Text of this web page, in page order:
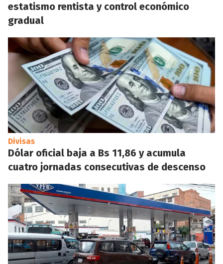
estatismo rentista y control económico
gradual
Divisas
Dólar oficial baja a Bs 11,86 y acumula
cuatro jornadas consecutivas de descenso